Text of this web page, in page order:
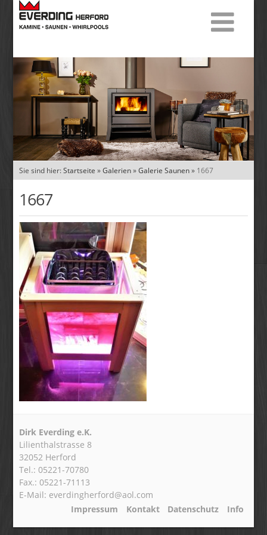
Sie sind hier:Startseite »Galerien»Galerie Saunen» 1667
1667
Dirk Everding e.K.
Lilienthalstrasse 8
32052 Herford
Tel.: 05221-70780
Fax.: 05221-71113
E-Mail: everdingherford@aol.com
Impressum
Kontakt Datenschutz Info